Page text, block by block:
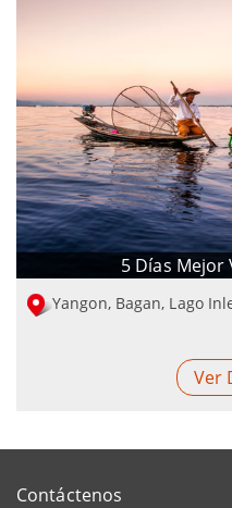
5 Días Mejor
Yangon, Bagan, Lago
Ver
Contáctenos